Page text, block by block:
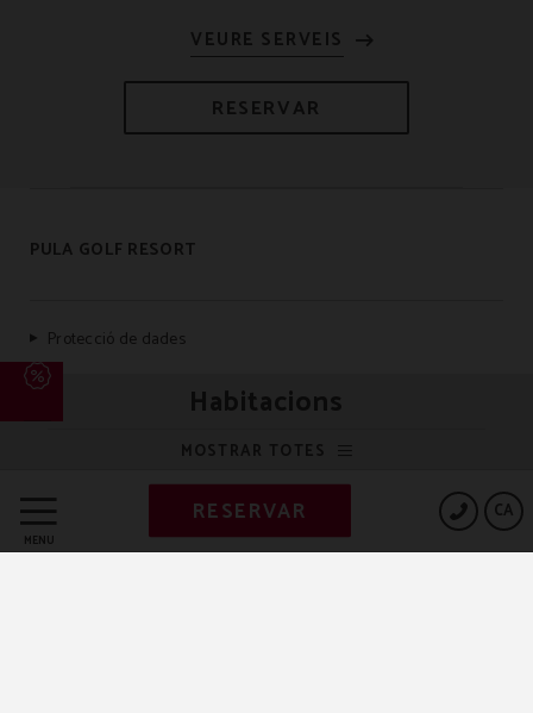
MENÚ
CA
RESERVAR
Habitacions
MOSTRAR TOTES
RESERVAR
PULA GOLF RESORT
Protecció de dades
Exercici dels drets de la persona interessada
Política de cookies